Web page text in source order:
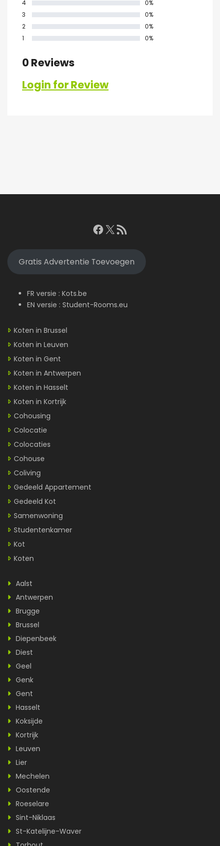
4
0%
3
0%
2
0%
1
0%
0 Reviews
Login for Review
Facebook
X RSS feed
Gratis Advertentie Toevoegen
FR versie : Kots.be
EN versie : Student-Rooms.eu
Koten in Brussel
Koten in Leuven
Koten in Gent
Koten in Antwerpen
Koten in Hasselt
Koten in Kortrijk
Cohousing
Colocatie
Colocaties
Cohouse
Coliving
Gedeeld Appartement
Gedeeld Kot
Samenwoning
Studentenkamer
Kot
Koten
Aalst
Antwerpen
Brugge
Brussel
Diepenbeek
Diest
Geel
Genk
Gent
Hasselt
Koksijde
Kortrijk
Leuven
Lier
Mechelen
Oostende
Roeselare
Sint-Niklaas
St-Katelijne-Waver